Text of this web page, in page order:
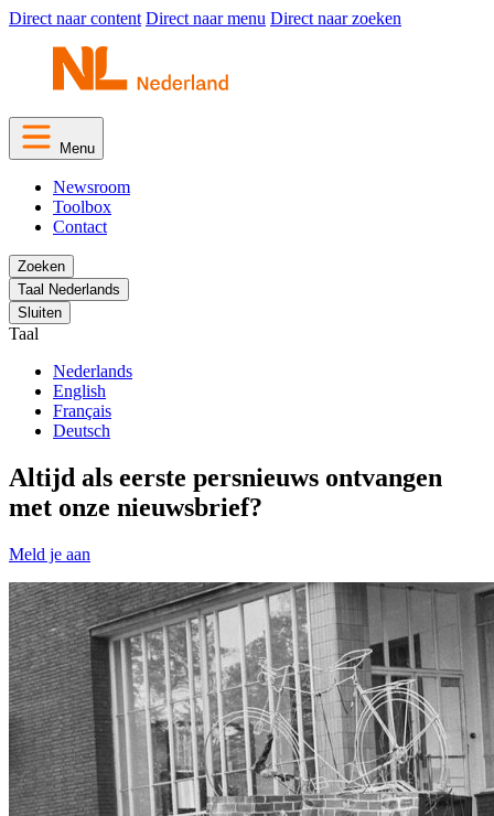
Direct naar content Direct naar menu Direct naar zoeken
Menu
Newsroom
Toolbox
Contact
Zoeken
Taal Nederlands
Sluiten
Taal
Nederlands
English
Français
Deutsch
Altijd als eerste persnieuws ontvangen
met onze nieuwsbrief?
Meld je aan